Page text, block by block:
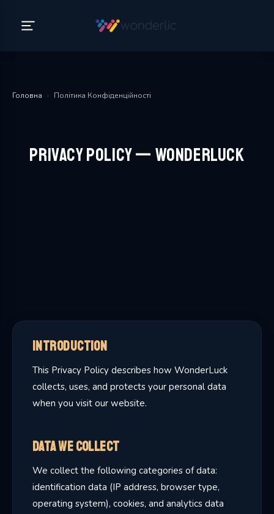
Головна › Політика Конфіденційності
Privacy Policy — WonderLuck
Introduction
This Privacy Policy describes how WonderLuck
collects, uses, and protects your personal data
when you visit our website.
Data We Collect
We collect the following categories of data:
identification data (IP address, browser type,
operating system), cookies, and analytics data